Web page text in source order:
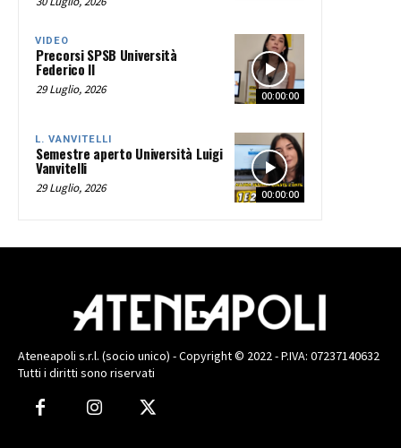
00:00:00
VIDEO
Precorsi SPSB Università
Federico II
29 Luglio, 2026
00:00:00
L. VANVITELLI
Semestre aperto Università Luigi
Vanvitelli
29 Luglio, 2026
Ateneapoli s.r.l. (socio unico) - Copyright © 2022 - P.IVA: 07237140632
Tutti i diritti sono riservati